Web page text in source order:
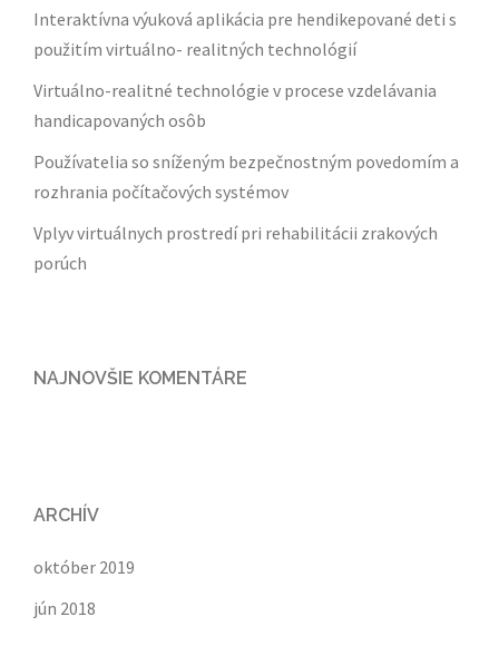
Interaktívna výuková aplikácia pre hendikepované deti s
použitím virtuálno- realitných technológií
Virtuálno-realitné technológie v procese vzdelávania
handicapovaných osôb
Používatelia so sníženým bezpečnostným povedomím a
rozhrania počítačových systémov
Vplyv virtuálnych prostredí pri rehabilitácii zrakových
porúch
NAJNOVŠIE KOMENTÁRE
ARCHÍV
október 2019
jún 2018